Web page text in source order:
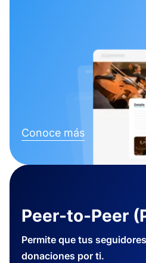
Conoce más
Peer-to-Peer
Permite que tus
donaciones por ti.